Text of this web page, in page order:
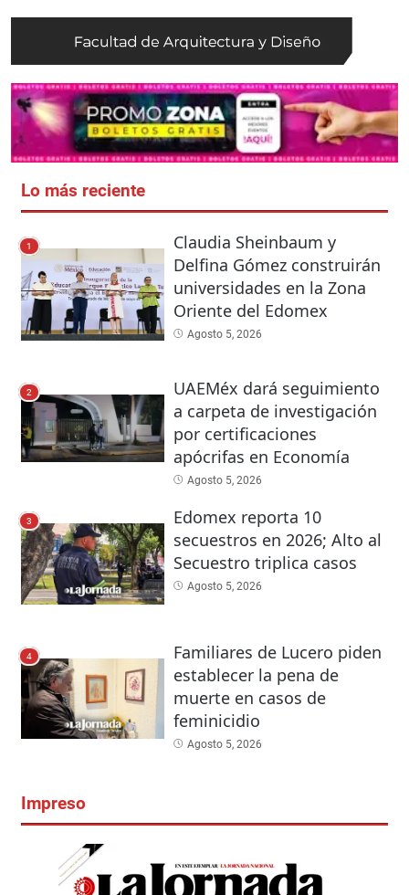
Lo más reciente
1
Claudia Sheinbaum y
Delfina Gómez construirán
universidades en la Zona
Oriente del Edomex
Agosto 5, 2026
2
UAEMéx dará seguimiento
a carpeta de investigación
por certificaciones
apócrifas en Economía
Agosto 5, 2026
3
Edomex reporta 10
secuestros en 2026; Alto al
Secuestro triplica casos
Agosto 5, 2026
4
Familiares de Lucero piden
establecer la pena de
muerte en casos de
feminicidio
Agosto 5, 2026
Impreso